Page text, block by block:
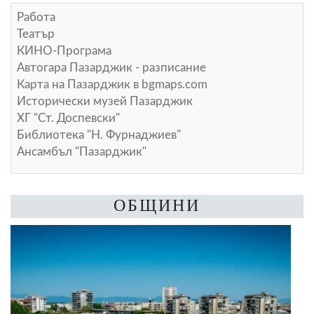
Работа
Театър
КИНО-Програма
Автогара Пазарджик - разписание
Карта на Пазарджик в bgmaps.com
Исторически музей Пазарджик
ХГ "Ст. Доспевски"
Библиотека "Н. Фурнаджиев"
Ансамбъл "Пазарджик"
ОБЩИНИ